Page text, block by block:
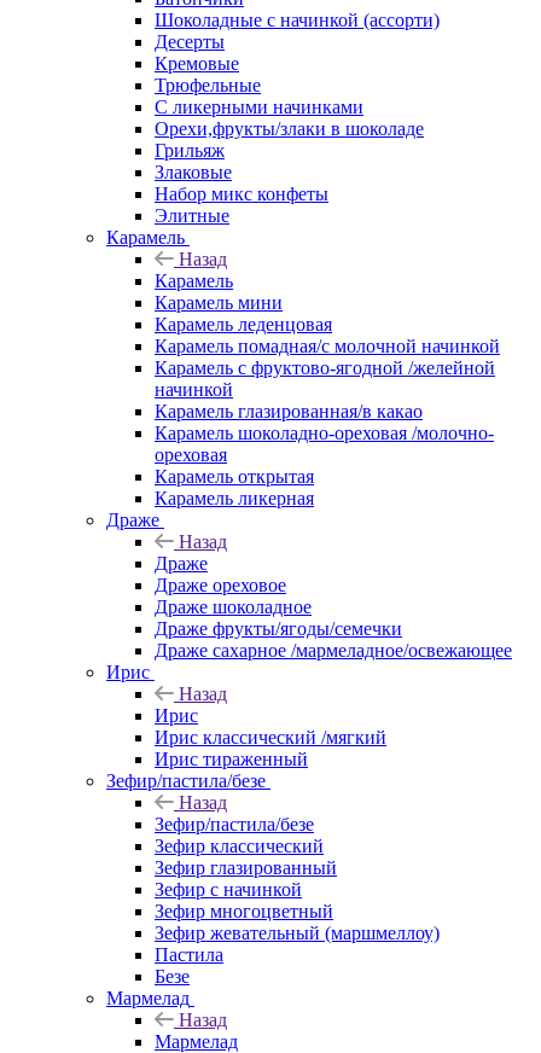
Шоколадные с начинкой (ассорти)
Десерты
Кремовые
Трюфельные
С ликерными начинками
Орехи,фрукты/злаки в шоколаде
Грильяж
Злаковые
Набор микс конфеты
Элитные
Карамель
Назад
Карамель
Карамель мини
Карамель леденцовая
Карамель помадная/с молочной начинкой
Карамель с фруктово-ягодной /желейной
начинкой
Карамель глазированная/в какао
Карамель шоколадно-ореховая /молочно-
ореховая
Карамель открытая
Карамель ликерная
Драже
Назад
Драже
Драже ореховое
Драже шоколадное
Драже фрукты/ягоды/семечки
Драже сахарное /мармеладное/освежающее
Ирис
Назад
Ирис
Ирис классический /мягкий
Ирис тираженный
Зефир/пастила/безе
Назад
Зефир/пастила/безе
Зефир классический
Зефир глазированный
Зефир с начинкой
Зефир многоцветный
Зефир жевательный (маршмеллоу)
Пастила
Безе
Мармелад
Назад
Мармелад